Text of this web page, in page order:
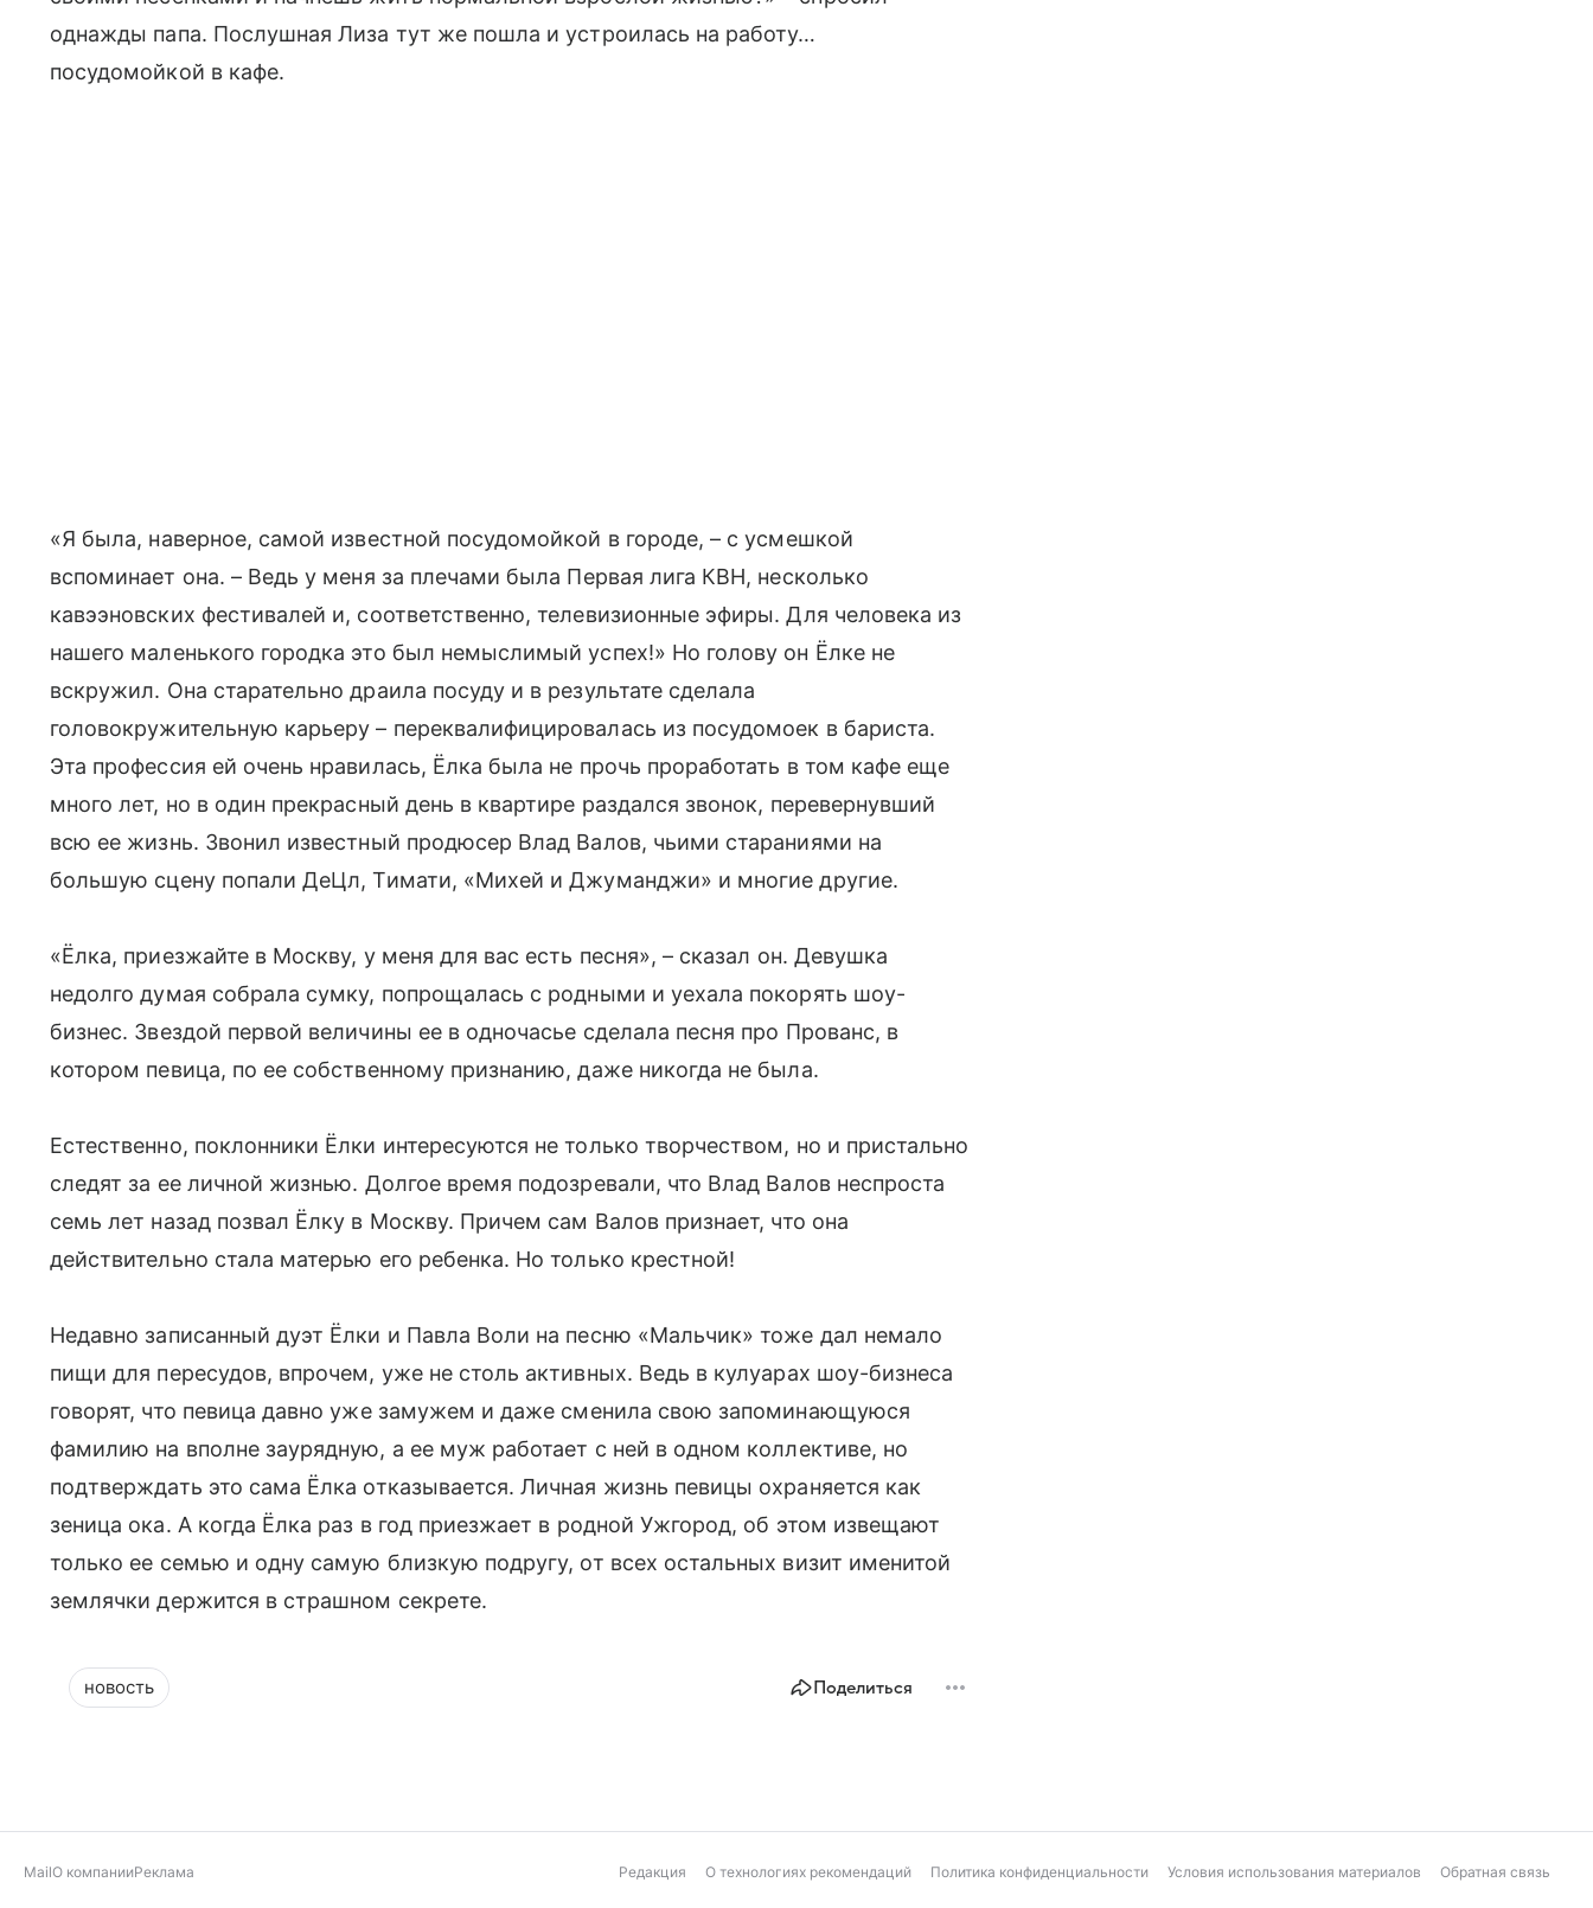
однажды папа. Послушная Лиза тут же пошла и устроилась на работу…
посудомойкой в кафе.
«Я была, наверное, самой известной посудомойкой в городе, – с усмешкой
вспоминает она. – Ведь у меня за плечами была Первая лига КВН, несколько
кавээновских фестивалей и, соответственно, телевизионные эфиры. Для человека из
нашего маленького городка это был немыслимый успех!» Но голову он Ёлке не
вскружил. Она старательно драила посуду и в результате сделала
головокружительную карьеру – переквалифицировалась из посудомоек в бариста.
Эта профессия ей очень нравилась, Ёлка была не прочь проработать в том кафе еще
много лет, но в один прекрасный день в квартире раздался звонок, перевернувший
всю ее жизнь. Звонил известный продюсер Влад Валов, чьими стараниями на
большую сцену попали ДеЦл, Тимати, «Михей и Джуманджи» и многие другие.
«Ёлка, приезжайте в Москву, у меня для вас есть песня», – сказал он. Девушка
недолго думая собрала сумку, попрощалась с родными и уехала покорять шоу-
бизнес. Звездой первой величины ее в одночасье сделала песня про Прованс, в
котором певица, по ее собственному признанию, даже никогда не была.
Естественно, поклонники Ёлки интересуются не только творчеством, но и пристально
следят за ее личной жизнью. Долгое время подозревали, что Влад Валов неспроста
семь лет назад позвал Ёлку в Москву. Причем сам Валов признает, что она
действительно стала матерью его ребенка. Но только крестной!
Недавно записанный дуэт Ёлки и Павла Воли на песню «Мальчик» тоже дал немало
пищи для пересудов, впрочем, уже не столь активных. Ведь в кулуарах шоу-бизнеса
говорят, что певица давно уже замужем и даже сменила свою запоминающуюся
фамилию на вполне заурядную, а ее муж работает с ней в одном коллективе, но
подтверждать это сама Ёлка отказывается. Личная жизнь певицы охраняется как
зеница ока. А когда Ёлка раз в год приезжает в родной Ужгород, об этом извещают
только ее семью и одну самую близкую подругу, от всех остальных визит именитой
землячки держится в страшном секрете.
новость Поделиться
MailО компанииРеклама Редакция О технологиях рекомендаций Политика конфиденциальности Условия использования материалов Обратная связь